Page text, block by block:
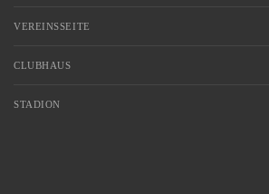
VEREINSSEITE
CLUBHAUS
STADION